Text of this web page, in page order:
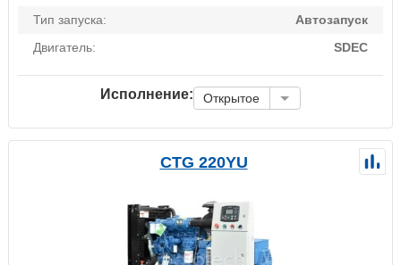
Тип запуска:
Автозапуск
Двигатель:
SDEC
Исполнение: Открытое
CTG 220YU